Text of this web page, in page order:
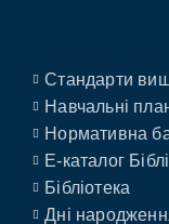
Стандарти
Навчальні
Нормативна
E-каталог
Бібліотека
Дні